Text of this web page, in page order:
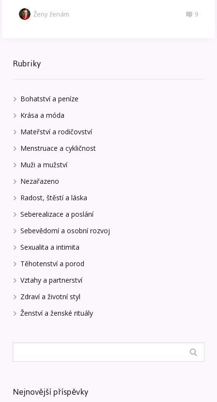
Ženy ženám 9
Rubriky
Bohatství a peníze
Krása a móda
Mateřství a rodičovství
Menstruace a cykličnost
Muži a mužství
Nezařazeno
Radost, štěstí a láska
Seberealizace a poslání
Sebevědomí a osobní rozvoj
Sexualita a intimita
Těhotenství a porod
Vztahy a partnerství
Zdraví a životní styl
Ženství a ženské rituály
Nejnovější příspěvky